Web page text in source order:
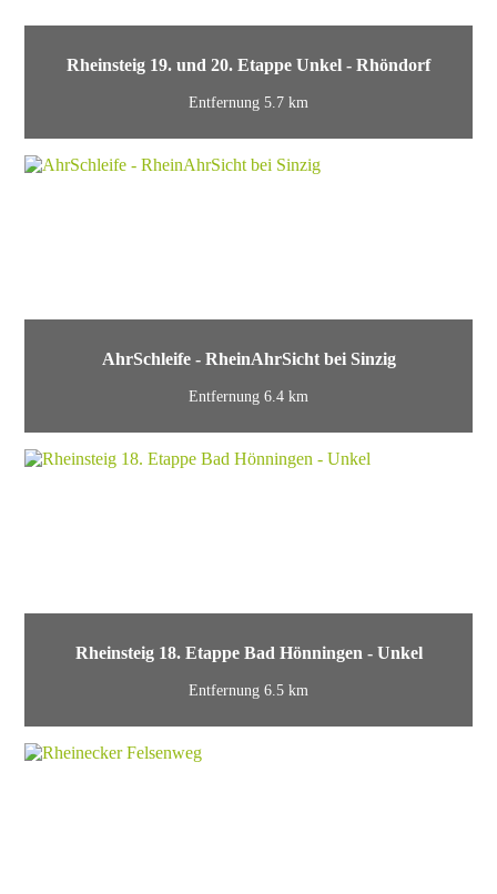
Rheinsteig 19. und 20. Etappe Unkel - Rhöndorf
Entfernung 5.7 km
AhrSchleife - RheinAhrSicht bei Sinzig
Entfernung 6.4 km
Rheinsteig 18. Etappe Bad Hönningen - Unkel
Entfernung 6.5 km